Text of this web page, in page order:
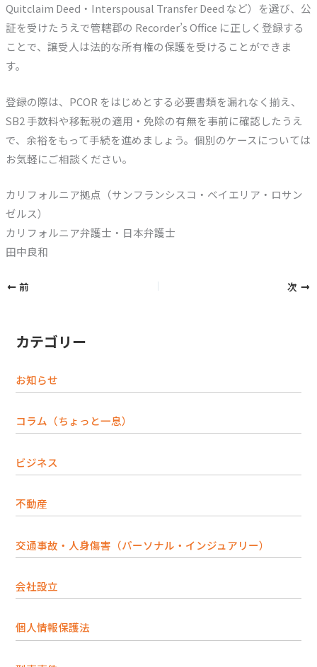
Quitclaim Deed・Interspousal Transfer Deed など）を選び、公
証を受けたうえで管轄郡の Recorder’s Office に正しく登録する
ことで、譲受人は法的な所有権の保護を受けることができま
す。
登録の際は、PCOR をはじめとする必要書類を漏れなく揃え、
SB2 手数料や移転税の適用・免除の有無を事前に確認したうえ
で、余裕をもって手続を進めましょう。個別のケースについては
お気軽にご相談ください。
カリフォルニア拠点（サンフランシスコ・ベイエリア・ロサン
ゼルス）
カリフォルニア弁護士・日本弁護士
田中良和
前 次
カテゴリー
お知らせ
コラム（ちょっと一息）
ビジネス
不動産
交通事故・人身傷害（パーソナル・インジュアリー）
会社設立
個人情報保護法